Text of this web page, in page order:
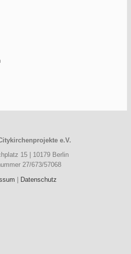
e.V.
15 | 10179 Berlin
27/673/57068
Datenschutz